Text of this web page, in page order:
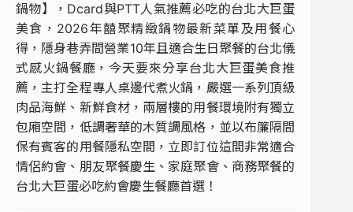
鍋物】，Dcard與PTT人氣推薦必吃的台北大巨蛋
美食，2026年囍聚精緻鍋物最新菜單及用餐心
得，隱身巷弄間營業10年且適合生日聚餐的台北儀
式感火鍋餐廳，今天要來分享台北大巨蛋美食推
薦，主打全程專人桌邊代煮火鍋，嚴選一系列頂級
肉品海鮮、新鮮食材，兩層樓的用餐環境附有獨立
包廂空間，低調奢華的木質調風格，並以布簾隔間
保有賓客的用餐隱私空間，立即訂位這間非常適合
情侶約會、朋友聚餐慶生、家庭聚會、商務聚餐的
台北大巨蛋必吃約會慶生餐廳首選！